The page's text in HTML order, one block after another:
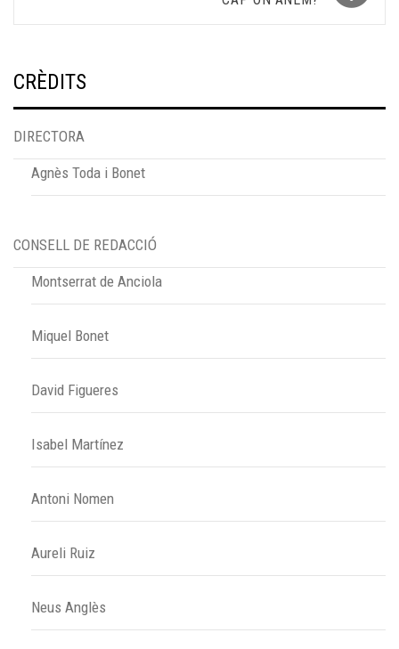
CRÈDITS
DIRECTORA
Agnès Toda i Bonet
CONSELL DE REDACCIÓ
Montserrat de Anciola
Miquel Bonet
David Figueres
Isabel Martínez
Antoni Nomen
Aureli Ruiz
Neus Anglès